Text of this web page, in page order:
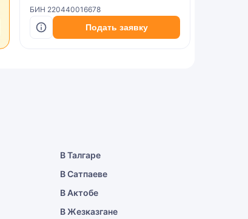
БИН 220440016678
Подать заявку
В Талгаре
В Сатпаеве
В Актобе
В Жезказгане